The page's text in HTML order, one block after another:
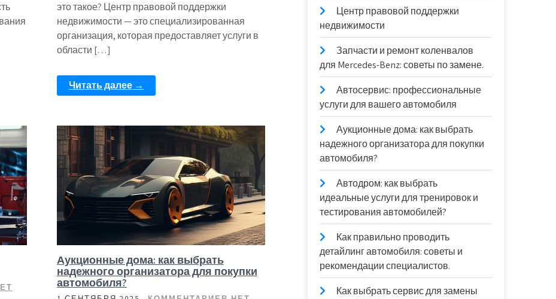
это такое? Центр правовой поддержки
недвижимости — это специализированная
организация, которая предоставляет услуги в
области […]
Читать далее →
Аукционные дома: как выбрать
надежного организатора для покупки
автомобиля?
Центр правовой поддержки
недвижимости
Запчасти и ремонт коленвалов
для Mercedes-Benz: советы по замене.
Автосервис: профессиональные
услуги для вашего автомобиля
Аукционные дома: как выбрать
надежного организатора для покупки
автомобиля?
Автодром: как выбрать
идеальные услуги для тренировок и
тестирования автомобилей?
Как правильно проводить
детайлинг автомобиля: советы и
рекомендации специалистов.
Как выбрать сервис для замены